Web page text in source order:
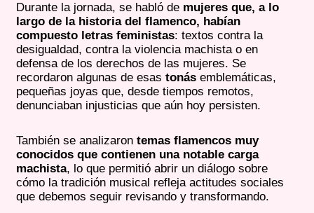
Durante la jornada, se habló de mujeres que, a lo
largo de la historia del flamenco, habían
compuesto letras feministas: textos contra la
desigualdad, contra la violencia machista o en
defensa de los derechos de las mujeres. Se
recordaron algunas de esastonás emblemáticas,
pequeñas joyas que, desde tiempos remotos,
denunciaban injusticias que aún hoy persisten.
También se analizarontemas flamencos muy
conocidos que contienen una notable carga
machista, lo que permitió abrir un diálogo sobre
cómo la tradición musical refleja actitudes sociales
que debemos seguir revisando y transformando.